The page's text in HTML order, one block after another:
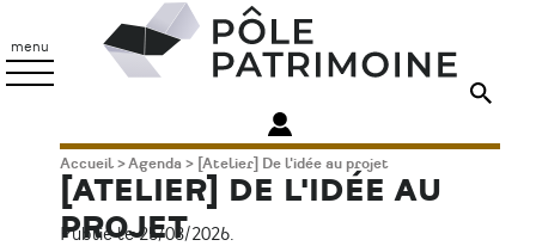
contenu
principal
menu
Patrimoine
Fil
d'Ariane
Accueil Agenda [Atelier] De l'idée au projet
[ATELIER] DE L'IDÉE AU
PROJET
Publié le 25/03/2026.